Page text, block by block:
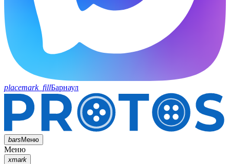
placemark_fillБарнаул
barsМеню
Меню
xmark